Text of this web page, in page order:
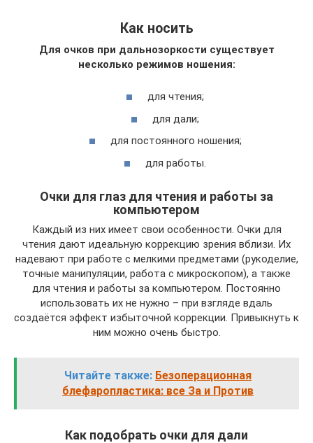
Как носить
Для очков при дальнозоркости существует
несколько режимов ношения:
для чтения;
для дали;
для постоянного ношения;
для работы.
Очки для глаз для чтения и работы за
компьютером
Каждый из них имеет свои особенности. Очки для
чтения дают идеальную коррекцию зрения вблизи. Их
надевают при работе с мелкими предметами (рукоделие,
точные манипуляции, работа с микроскопом), а также
для чтения и работы за компьютером. Постоянно
использовать их не нужно – при взгляде вдаль
создаётся эффект избыточной коррекции. Привыкнуть к
ним можно очень быстро.
Читайте также: Безоперационная
блефаропластика: все За и Против
Как подобрать очки для дали